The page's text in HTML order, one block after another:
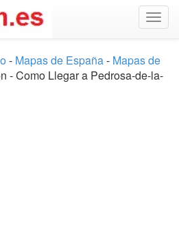
- Mapas de España- Mapas de
- Como Llegar a Pedrosa-de-la-